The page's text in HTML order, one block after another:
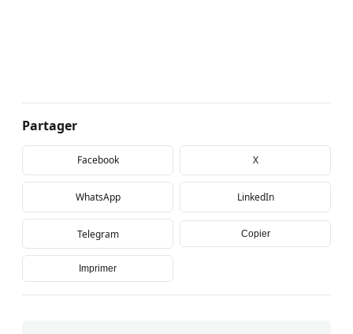
Partager
Facebook X
WhatsApp LinkedIn
Telegram Copier
Imprimer